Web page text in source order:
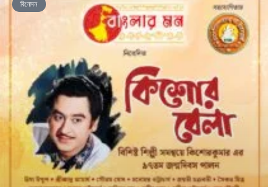
বিনোদন